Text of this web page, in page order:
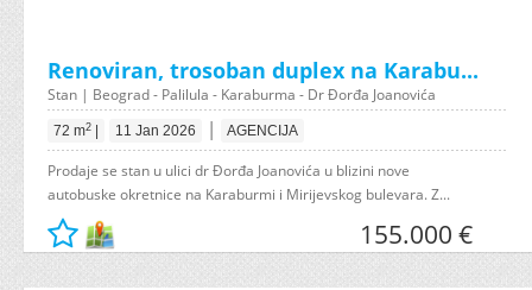
Renoviran, trosoban duplex na Karabu...
Stan | Beograd - Palilula - Karaburma - Dr Đorđa Joanovića
72 m2 11 Jan 2026 | AGENCIJA
Prodaje se stan u ulici dr Đorđa Joanovića u blizini nove
autobuske okretnice na Karaburmi i Mirijevskog bulevara. Z...
155.000 €